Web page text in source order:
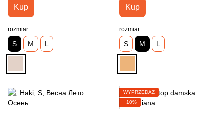
Kup
rozmiar
S M L
Kup
rozmiar
S M L
WYPRZEDAŻ
−10%